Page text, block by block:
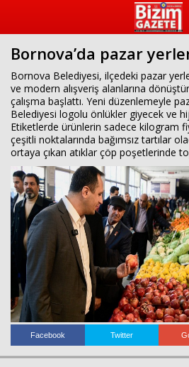
Bornova’da pazar
Bornova Belediyesi, ilçedeki pazar
ve modern alışveriş alanlarına
çalışma başlattı. Yeni düzenlemeyle
Belediyesi logolu önlükler giyecek ve
Etiketlerde ürünlerin sadece kilogram
çeşitli noktalarında bağımsız tartılar
ortaya çıkan atıklar çöp poşetlerinde
Facebook Twitter